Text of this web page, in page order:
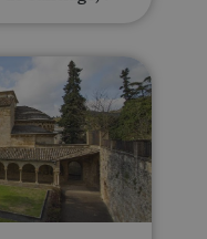
a Estella-Lizarra